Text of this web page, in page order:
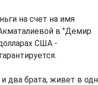
на счет на имя
в "Демир
США -
два брата, живет в